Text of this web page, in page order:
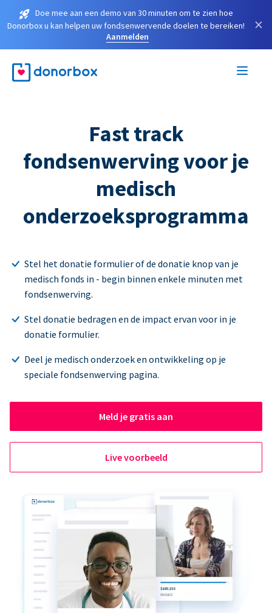
Doe mee aan een demo van 30 minuten om te zien hoe
Donorbox u kan helpen uw fondsenwervende doelen te bereiken!
Aanmelden
×
Fast track
fondsenwerving voor je
medisch
onderzoeksprogramma
Stel het donatie formulier of de donatie knop van je
medisch fonds in - begin binnen enkele minuten met
fondsenwerving.
Stel donatie bedragen en de impact ervan voor in je
donatie formulier.
Deel je medisch onderzoek en ontwikkeling op je
speciale fondsenwerving pagina.
Meld je gratis aan
Live voorbeeld